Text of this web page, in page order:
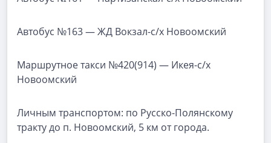
Автобус №163 — ЖД Вокзал-с/х Новоомский
Маршрутное такси №420(914) — Икея-с/х
Новоомский
Личным транспортом: по Русско-Полянскому
тракту до п. Новоомский, 5 км от города.